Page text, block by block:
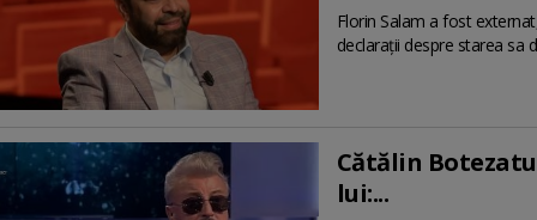
Florin Salam a fost
declarații despre starea sa
Cătălin
lui:...